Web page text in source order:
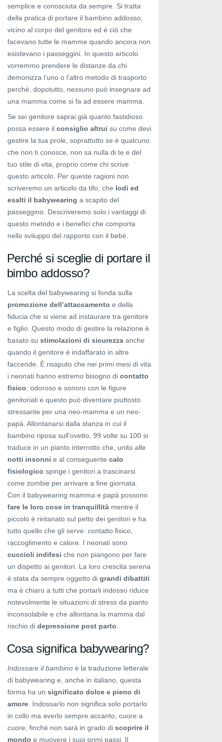
semplice e conosciuta da sempre. Si tratta
della pratica di portare il bambino addosso,
vicino al corpo del genitore ed è ciò che
facevano tutte le mamme quando ancora non
esistevano i passeggini. In questo articolo
vorremmo prendere le distanze da chi
demonizza l’uno o l’altro metodo di trasporto
perché, dopotutto, nessuno può insegnare ad
una mamma come si fa ad essere mamma.
Se sei genitore saprai già quanto fastidioso
possa essere il consiglio altrui su come devi
gestire la tua prole, soprattutto se è qualcuno
che non ti conosce, non sa nulla di te e del
tuo stile di vita, proprio come chi scrive
questo articolo. Per queste ragioni non
scriveremo un articolo da tifo, che lodi ed
esalti il babywearing a scapito del
passeggino. Descriveremo solo i vantaggi di
questo metodo e i benefici che comporta
nello sviluppo del rapporto con il bebè.
Perché si sceglie di portare il
bimbo addosso?
La scelta del babywearing si fonda sulla
promozione dell’attaccamento e della
fiducia che si viene ad instaurare tra genitore
e figlio. Questo modo di gestire la relazione è
basato su stimolazioni di sicurezza anche
quando il genitore è indaffarato in altre
faccende. È risaputo che nei primi mesi di vita
i neonati hanno estremo bisogno di contatto
fisico , odoroso e sonoro con le figure
genitoriali e questo può diventare piuttosto
stressante per una neo-mamma e un neo-
papà. Allontanarsi dalla stanza in cui il
bambino riposa sull’ovetto, 99 volte su 100 si
traduce in un pianto interrotto che, unito alle
notti insonni e al conseguente calo
fisiologico spinge i genitori a trascinarsi
come zombie per arrivare a fine giornata.
Con il babywearing mamma e papà possono
fare le loro cose in tranquillità mentre il
piccolo è rintanato sul petto dei genitori e ha
tutto quello che gli serve: contatto fisico,
raccoglimento e calore. I neonati sono
cuccioli indifesi che non piangono per fare
un dispetto ai genitori. La loro crescita serena
è stata da sempre oggetto di grandi dibattiti
ma è chiaro a tutti che portarli indosso riduce
notevolmente le situazioni di stress da pianto
inconsolabile e che allontana la mamma dal
rischio di depressione post parto
Cosa significa babywearing?
Indossare il bambino è la traduzione letterale
di babywearing e, anche in italiano, questa
forma ha un significato dolce e pieno di
amore . Indossarlo non significa solo portarlo
in collo ma averlo sempre accanto, cuore a
cuore, finché non sarà in grado di scoprire il
mondo e muovere i suoi primi passi. Il